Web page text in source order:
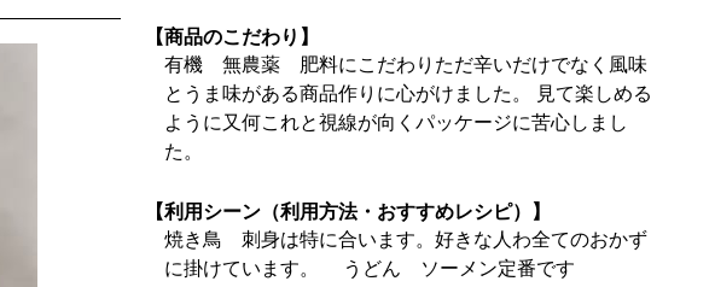
【商品のこだわり】
有機 無農薬 肥料にこだわりただ辛いだけでなく風味
とうま味がある商品作りに心がけました。 見て楽しめる
ように又何これと視線が向くパッケージに苦心しまし
た。
【利用シーン（利用方法・おすすめレシピ）】
焼き鳥 刺身は特に合います。好きな人わ全てのおかず
に掛けています。 うどん ソーメン定番です